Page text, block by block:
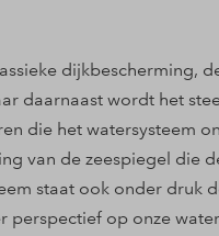
dijkbescherming,
daarnaast wordt het
die het watersysteem
van de zeespiegel die
staat ook onder druk
perspectief op onze